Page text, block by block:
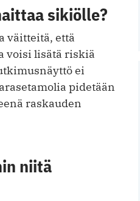
sikiölle?
väitteitä, että
voisi lisätä riskiä
ei
pidetään
raskauden
niitä